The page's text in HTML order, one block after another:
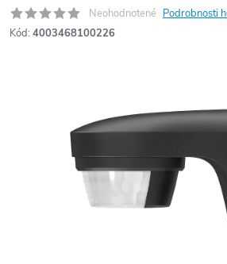
Neohodnotené Podrobnosti
Kód: 4003468100226